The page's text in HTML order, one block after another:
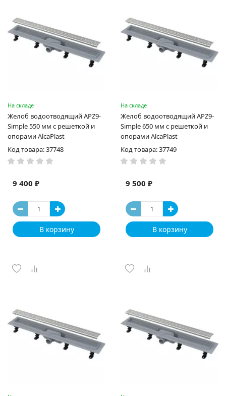
На складе
Желоб водоотводящий APZ9-
Simple 550 мм с решеткой и
опорами AlcaPlast
Код товара: 37748
9 400 ₽
В корзину
На складе
Желоб водоотводящий APZ9-
Simple 650 мм с решеткой и
опорами AlcaPlast
Код товара: 37749
9 500 ₽
В корзину